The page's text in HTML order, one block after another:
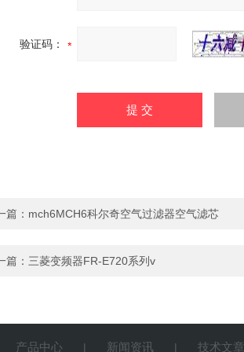
验证码：
篇： mch6MCH6科尔奇空气过滤器空气滤芯
篇： 三菱变频器FR-E720系列v
产品中心 | 新闻资讯 | 技术文章